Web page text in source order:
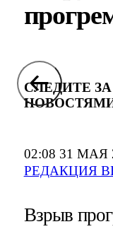
02:08 31 МАЯ
РЕДАКЦИЯ
СЛЕДИТЕ ЗА
Взрыв